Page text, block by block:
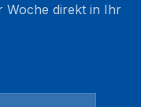
Woche direkt in Ihr